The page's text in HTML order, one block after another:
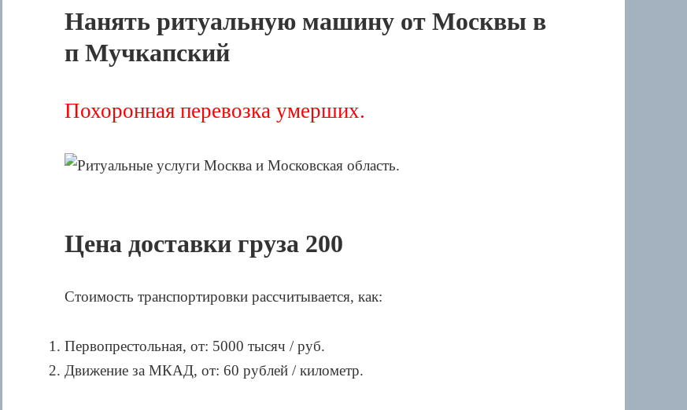
Нанять ритуальную машину от Москвы в
п Мучкапский
Похоронная перевозка умерших.
Цена доставки груза 200
Стоимость транспортировки рассчитывается, как:
Первопрестольная, от: 5000 тысяч / руб.
Движение за МКАД, от: 60 рублей / километр.